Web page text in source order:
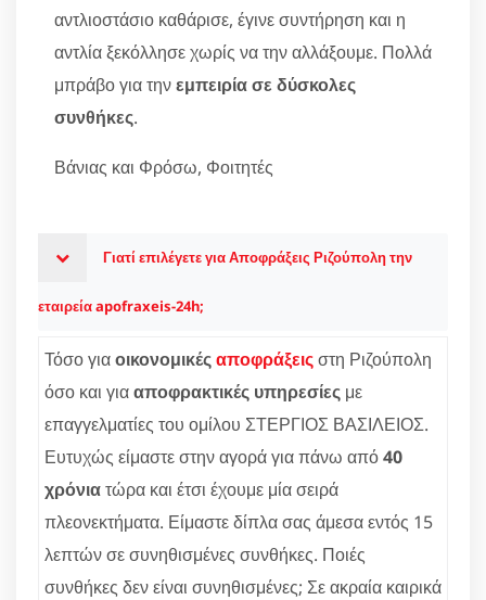
αντλιοστάσιο καθάρισε, έγινε συντήρηση και η
αντλία ξεκόλλησε χωρίς να την αλλάξουμε. Πολλά
μπράβο για τηνεμπειρία σε δύσκολες
συνθήκες.
Βάνιας και Φρόσω, Φοιτητές
Γιατί επιλέγετε για Αποφράξεις Ριζούπολη την
εταιρεία apofraxeis-24h;
Τόσο γιαοικονομικέςαποφράξειςστη Ριζούπολη
όσο και γιααποφρακτικές υπηρεσίες με
επαγγελματίες του ομίλου ΣΤΕΡΓΙΟΣ ΒΑΣΙΛΕΙΟΣ.
Ευτυχώς είμαστε στην αγορά για πάνω από40
χρόνιατώρα και έτσι έχουμε μία σειρά
πλεονεκτήματα. Είμαστε δίπλα σας άμεσα εντός 15
λεπτών σε συνηθισμένες συνθήκες. Ποιές
συνθήκες δεν είναι συνηθισμένες; Σε ακραία καιρικά